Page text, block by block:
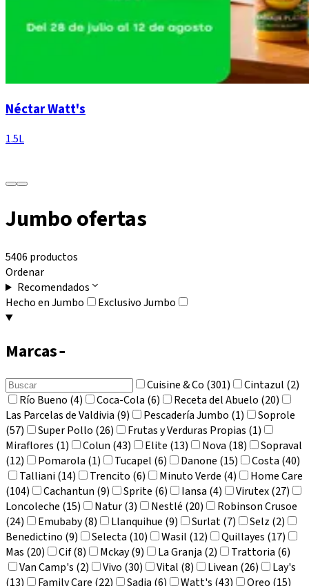
Néctar Watt's
1.5L
Jumbo ofertas
5406 productos
Ordenar
Recomendados
Hecho en Jumbo
Exclusivo Jumbo
Marcas-
Cuisine & Co (301)
Cintazul (2)
Río Bueno (4)
Coca-Cola (6)
Receta del Abuelo (20)
Las Parcelas de Valdivia (9)
Pescadería Jumbo (1)
Soprole
(57)
Super Pollo (26)
Frutas y Verduras Propias (1)
Miraflores (1)
Colun (43) Elite (13) Nova (18)
Sopraval
(12)
Pomarola (1) Tucapel (6) Danone (15)
Costa (40)
Talliani (14)
Trencito (6) Minuto Verde (4)
Home Care
(104)
Cachantun (9) Sprite (6) Iansa (4)
Virutex (27)
Loncoleche (15)
Natur (3) Nestlé (20)
Robinson Crusoe
(24)
Emubaby (8) Llanquihue (9) Surlat (7)
Selz (2)
Benedictino (9)
Selecta (10) Wasil (12)
Quillayes (17)
Mas (20)
Cif (8) Mckay (9) La Granja (2)
Trattoria (6)
Van Camp's (2)
Vivo (30) Vital (8) Livean (26)
Lay's
(13)
Family Care (22) Sadia (6) Watt's (43) Oreo (15)